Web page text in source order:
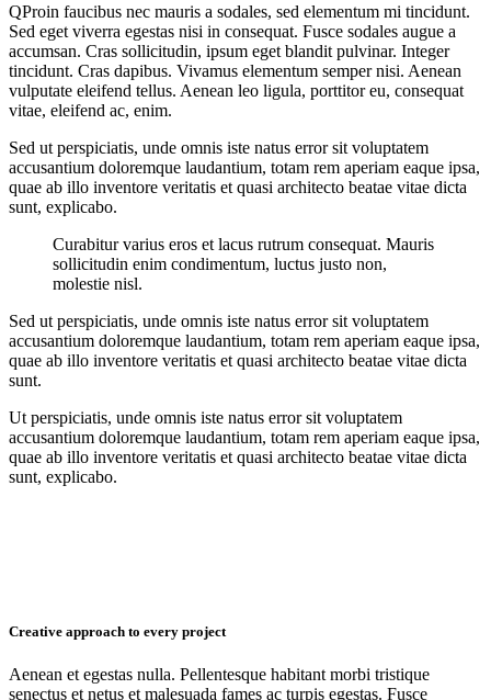
QProin faucibus nec mauris a sodales, sed elementum mi tincidunt.
Sed eget viverra egestas nisi in consequat. Fusce sodales augue a
accumsan. Cras sollicitudin, ipsum eget blandit pulvinar. Integer
tincidunt. Cras dapibus. Vivamus elementum semper nisi. Aenean
vulputate eleifend tellus. Aenean leo ligula, porttitor eu, consequat
vitae, eleifend ac, enim.
Sed ut perspiciatis, unde omnis iste natus error sit voluptatem
accusantium doloremque laudantium, totam rem aperiam eaque ipsa,
quae ab illo inventore veritatis et quasi architecto beatae vitae dicta
sunt, explicabo.
Curabitur varius eros et lacus rutrum consequat. Mauris
sollicitudin enim condimentum, luctus justo non,
molestie nisl.
Sed ut perspiciatis, unde omnis iste natus error sit voluptatem
accusantium doloremque laudantium, totam rem aperiam eaque ipsa,
quae ab illo inventore veritatis et quasi architecto beatae vitae dicta
sunt.
Ut perspiciatis, unde omnis iste natus error sit voluptatem
accusantium doloremque laudantium, totam rem aperiam eaque ipsa,
quae ab illo inventore veritatis et quasi architecto beatae vitae dicta
sunt, explicabo.
Creative approach to every project
Aenean et egestas nulla. Pellentesque habitant morbi tristique
senectus et netus et malesuada fames ac turpis egestas. Fusce